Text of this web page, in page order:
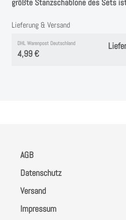
Kranzliebe
größte Stanzschablone des Sets
Lieferung & Versand
DHL Warenpost Deutschland
4,99 €
AGB
Datenschutz
Versand
Impressum